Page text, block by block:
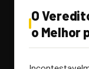
O
o Melhor